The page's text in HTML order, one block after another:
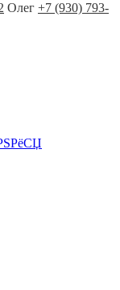
Олег +7 (930) 793-